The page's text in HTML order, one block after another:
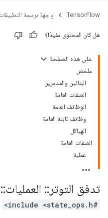
TensorFlow واجهة برمجة
هل كان المحتوى مفيدًا؟
على هذه الصفحة
ملخص
البنائين والمدمرين
الصفات العامة
الوظائف العامة
وظائف ثابتة العامة
الهياكل
الصفات العامة
عملية
تدفق التوتر :: العمليات::
#include <state_ops.h>